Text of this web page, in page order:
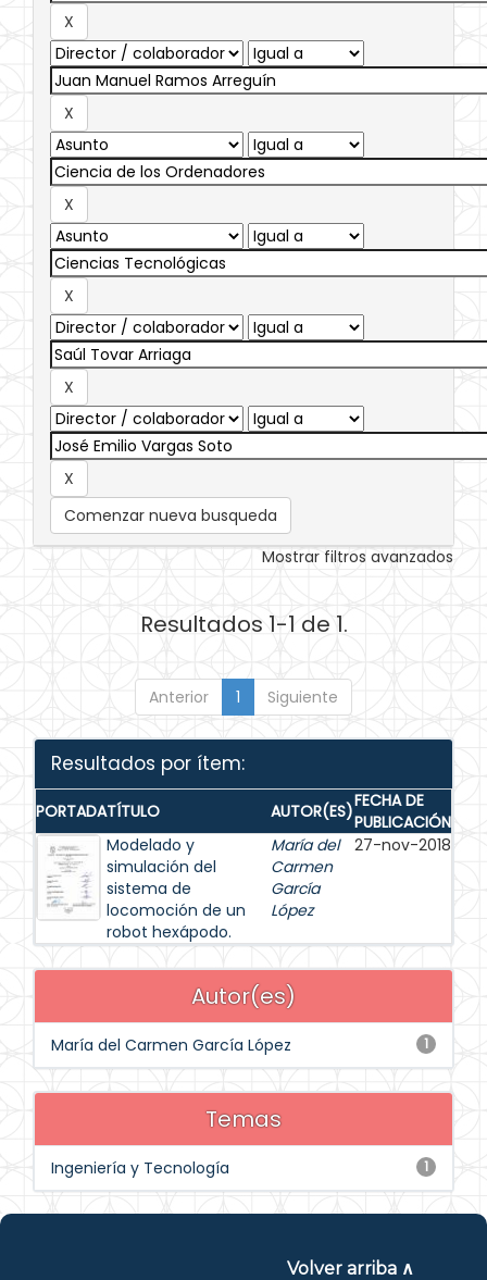
Comenzar nueva busqueda
Mostrar filtros avanzados
Resultados 1-1 de 1.
Anterior 1 Siguiente
Resultados por ítem:
PORTADATÍTULO AUTOR(ES)FECHA DE
PUBLICACIÓN
Modelado y
simulación del
sistema de
locomoción de un
robot hexápodo.
María del
Carmen
García
López
27-nov-2018
Autor(es)
1
María del Carmen García López
Temas
1
Ingeniería y Tecnología
Volver arriba ∧